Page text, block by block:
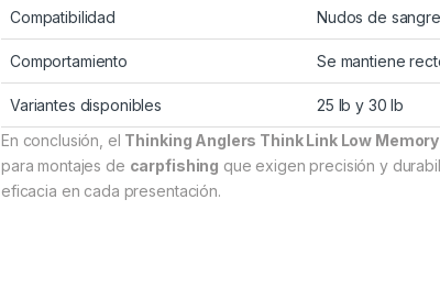
Compatibilidad Nudos de
Comportamiento Se mantiene
Variantes disponibles
25 lb y 30 lb
En conclusión, el Thinking Anglers Think Link Low
para montajes de carpfishing que exigen precisión y
eficacia en cada presentación.